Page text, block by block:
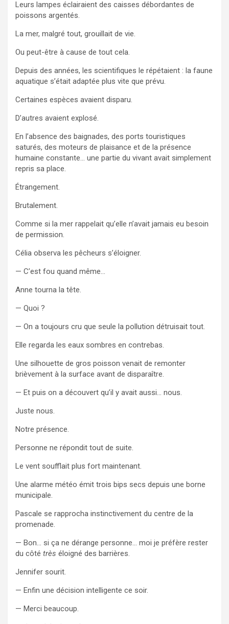
Leurs lampes éclairaient des caisses débordantes de
poissons argentés.
La mer, malgré tout, grouillait de vie.
Ou peut-être à cause de tout cela.
Depuis des années, les scientifiques le répétaient : la faune
aquatique s’était adaptée plus vite que prévu.
Certaines espèces avaient disparu.
D’autres avaient explosé.
En l’absence des baignades, des ports touristiques
saturés, des moteurs de plaisance et de la présence
humaine constante… une partie du vivant avait simplement
repris sa place.
Étrangement.
Brutalement.
Comme si la mer rappelait qu’elle n’avait jamais eu besoin
de permission.
Célia observa les pêcheurs s’éloigner.
— C’est fou quand même…
Anne tourna la tête.
— Quoi ?
— On a toujours cru que seule la pollution détruisait tout.
Elle regarda les eaux sombres en contrebas.
Une silhouette de gros poisson venait de remonter
brièvement à la surface avant de disparaître.
— Et puis on a découvert qu’il y avait aussi… nous.
Juste nous.
Notre présence.
Personne ne répondit tout de suite.
Le vent soufflait plus fort maintenant.
Une alarme météo émit trois bips secs depuis une borne
municipale.
Pascale se rapprocha instinctivement du centre de la
promenade.
— Bon… si ça ne dérange personne… moi je préfère rester
du côté très éloigné des barrières.
Jennifer sourit.
— Enfin une décision intelligente ce soir.
— Merci beaucoup.